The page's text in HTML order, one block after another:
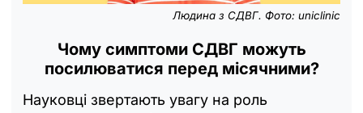
Людина з СДВГ. Фото: uniclinic
Чому симптоми СДВГ можуть
посилюватися перед місячними?
Науковці звертають увагу на роль